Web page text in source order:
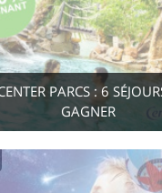
PARCS : 6
GAGNER